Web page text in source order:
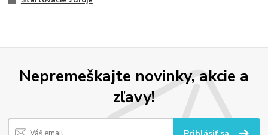
Nepremeškajte novinky, akcie a
zľavy!